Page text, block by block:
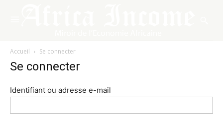
Accueil Se connecter
Se connecter
Identifiant ou adresse e-mail